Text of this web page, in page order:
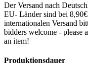
Der Versand nach
EU- Länder sind bei 8,90€
internationalen Versand
bidders welcome - please
an item!
Produktionsdauer